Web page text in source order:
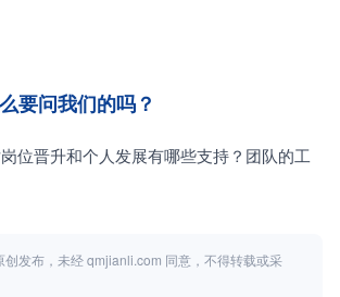
要问我们的吗？
位晋升和个人发展有哪些支持？团队的工
创发布，未经 qmjianli.com 同意，不得转载或采